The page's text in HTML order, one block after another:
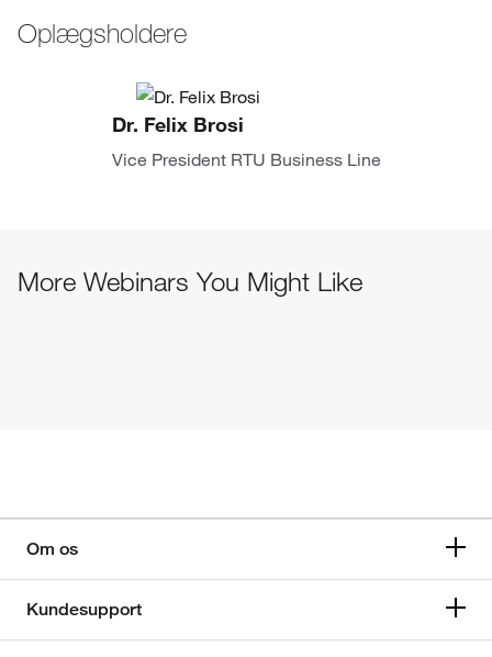
Oplægsholdere
Dr. Felix Brosi
Vice President RTU Business Line
More Webinars You Might Like
Om os
Kundesupport